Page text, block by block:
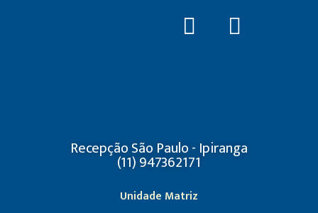
Recepção São Paulo - Ipiranga
(11) 947362171
Unidade Matriz